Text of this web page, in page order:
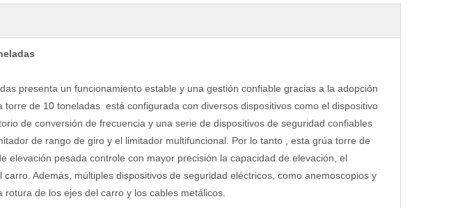
presenta un funcionamiento estable y una gestión confiable gracias a la adopción
de 10 toneladas está configurada con diversos dispositivos como el dispositivo
de conversión de frecuencia y una serie de dispositivos de seguridad confiables
de rango de giro y el limitador multifuncional. Por lo tanto , esta grúa torre de
elevación pesada controle con mayor precisión la capacidad de elevación, el
Además, múltiples dispositivos de seguridad eléctricos, como anemoscopios y
de los ejes del carro y los cables metálicos.